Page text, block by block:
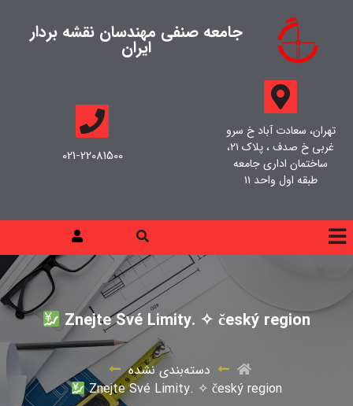
جامعه صنفی مهندسان نقشه بردار
ایران
تهران، سعادت آباد خ سرو
غربی خ صدف ، پلاک ۲۱،
ساختمان اداری جامعه
طبقه اول واحد ۱۱
021-22081500
Znejte Své Limity. ✧ český region
دسته‌بندی نشده
Znejte Své Limity. ✧ český region